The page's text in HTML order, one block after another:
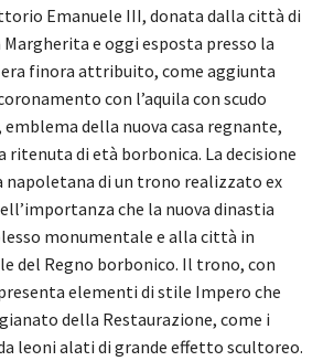
Emanuele III, donata dalla città di
e oggi esposta presso la
era finora attribuito, come aggiunta
con l’aquila con scudo
della nuova casa regnante,
ritenuta di età borbonica. La decisione
napoletana di un trono realizzato ex
che la nuova dinastia
monumentale e alla città in
del Regno borbonico. Il trono, con
elementi di stile Impero che
della Restaurazione, come i
leoni alati di grande effetto scultoreo.